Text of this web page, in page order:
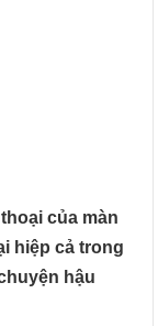
của màn
hiệp cả trong
hậu